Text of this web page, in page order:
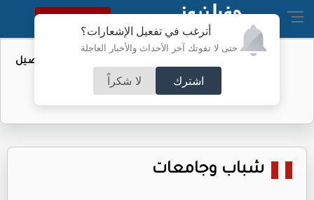
أترغب في تفعيل الإشعارات؟
حتى لا تفوتك آخر الأحداث والأخبار العاجلة
اشترك لا شكراً
النسخة الكاملة
عطاء حكومي لتعزيز مخزون النفط - تفاصيل
شباب وجامعات